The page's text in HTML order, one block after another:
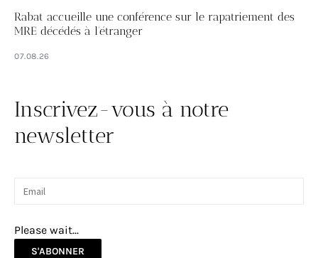
Rabat accueille une conférence sur le rapatriement des
MRE décédés à l’étranger
07.08.26
Inscrivez-vous à notre
newsletter
Please wait...
S'ABONNER